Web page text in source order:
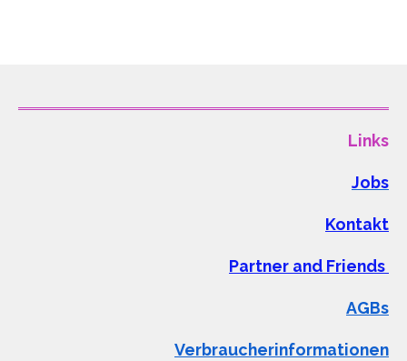
Links
Jobs
Kontakt
Partner and Friends
AGBs
Verbraucherinformationen